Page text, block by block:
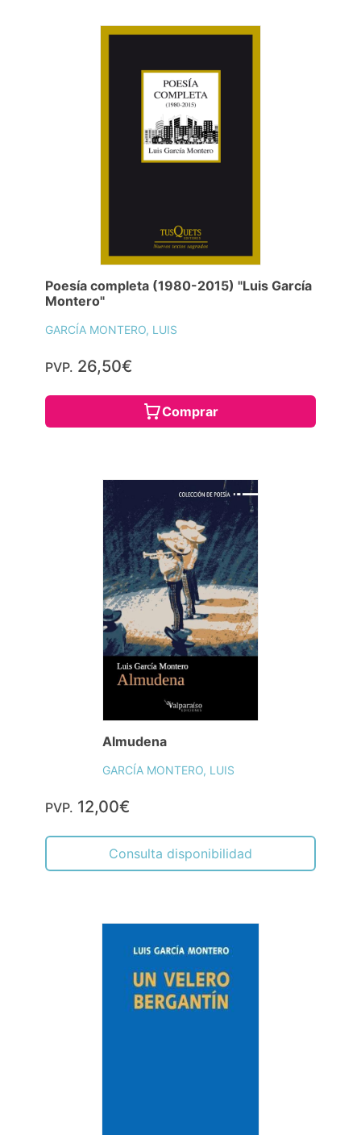
Poesía completa (1980-2015) "Luis García
Montero"
GARCÍA MONTERO, LUIS
PVP. 26,50€
Comprar
Almudena
GARCÍA MONTERO, LUIS
PVP. 12,00€
Consulta disponibilidad